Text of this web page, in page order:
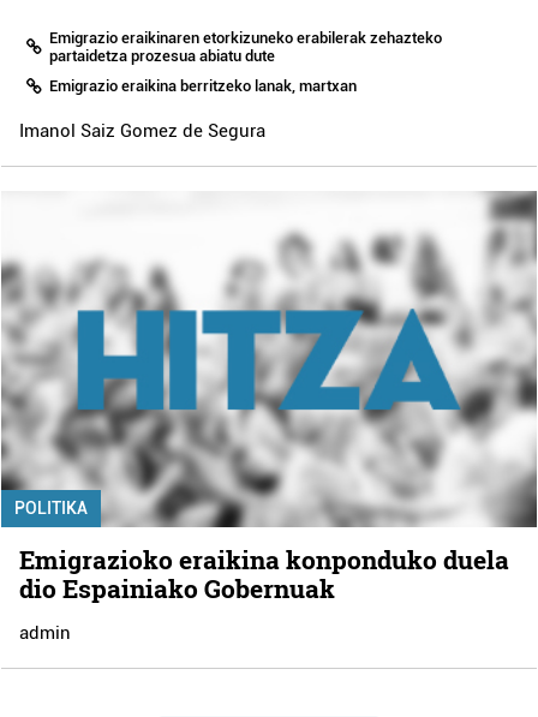
Emigrazio eraikinaren etorkizuneko erabilerak zehazteko
partaidetza prozesua abiatu dute
Emigrazio eraikina berritzeko lanak, martxan
Imanol Saiz Gomez de Segura
POLITIKA
Emigrazioko eraikina konponduko duela
dio Espainiako Gobernuak
admin